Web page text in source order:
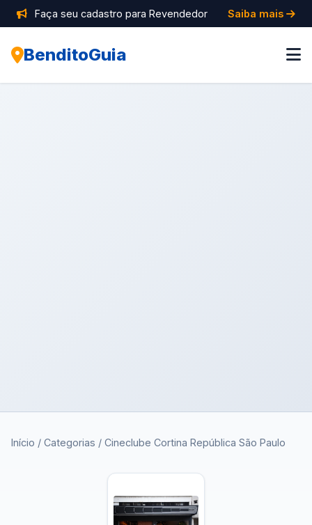
Faça seu cadastro para Revendedor Saiba mais
BenditoGuia
Início / Categorias / Cineclube Cortina República São Paulo